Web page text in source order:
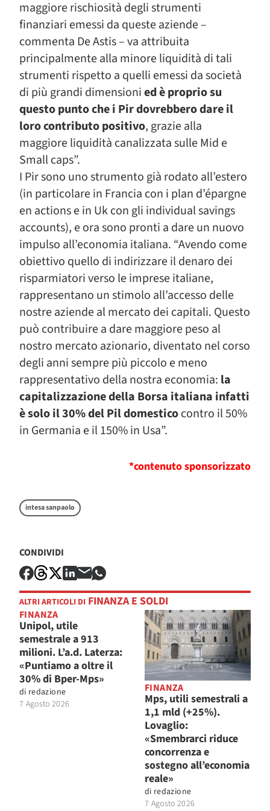
maggiore rischiosità degli strumenti
finanziari emessi da queste aziende –
commenta De Astis – va attribuita
principalmente alla minore liquidità di tali
strumenti rispetto a quelli emessi da società
di più grandi dimensionied è proprio su
questo punto che i Pir dovrebbero dare il
loro contributo positivo, grazie alla
maggiore liquidità canalizzata sulle Mid e
Small caps”.
I Pir sono uno strumento già rodato all’estero
(in particolare in Francia con i plan d’épargne
en actions e in Uk con gli individual savings
accounts), e ora sono pronti a dare un nuovo
impulso all’economia italiana. “Avendo come
obiettivo quello di indirizzare il denaro dei
risparmiatori verso le imprese italiane,
rappresentano un stimolo all’accesso delle
nostre aziende al mercato dei capitali. Questo
può contribuire a dare maggiore peso al
nostro mercato azionario, diventato nel corso
degli anni sempre più piccolo e meno
rappresentativo della nostra economia: la
capitalizzazione della Borsa italiana infatti
è solo il 30% del Pil domesticocontro il 50%
in Germania e il 150% in Usa”.
*contenuto sponsorizzato
intesa sanpaolo
CONDIVIDI
ALTRI ARTICOLI DI FINANZA E SOLDI
FINANZA
Unipol, utile
semestrale a 913
milioni. L’a.d. Laterza:
«Puntiamo a oltre il
30% di Bper-Mps»
di redazione
7 Agosto 2026
FINANZA
Mps, utili semestrali a
1,1 mld (+25%).
Lovaglio:
«Smembrarci riduce
concorrenza e
sostegno all’economia
reale»
di redazione
7 Agosto 2026